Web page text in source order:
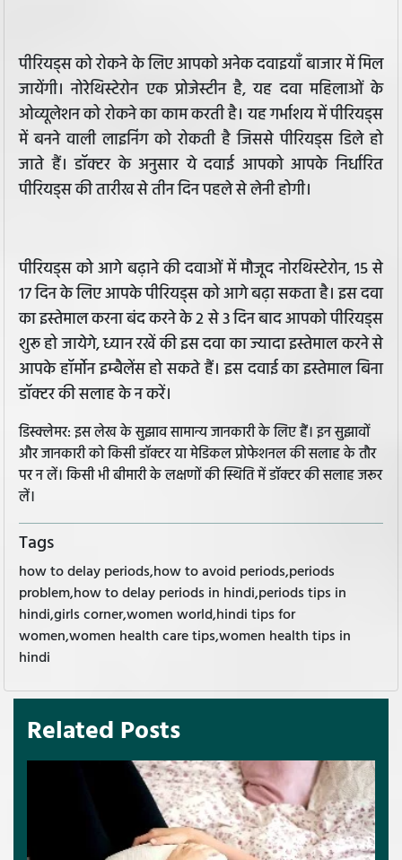
पीरियड्स को रोकने के लिए आपको अनेक दवाइयाँ बाजार में मिल
जायेंगी। नोरेथिस्टेरोन एक प्रोजेस्टीन है, यह दवा महिलाओं के
ओव्यूलेशन को रोकने का काम करती है। यह गर्भाशय में पीरियड्स
में बनने वाली लाइनिंग को रोकती है जिससे पीरियड्स डिले हो
जाते हैं। डॉक्टर के अनुसार ये दवाई आपको आपके निर्धारित
पीरियड्स की तारीख से तीन दिन पहले से लेनी होगी।
पीरियड्स को आगे बढ़ाने की दवाओं में मौजूद नोरथिस्टेरोन, 15 से
17 दिन के लिए आपके पीरियड्स को आगे बढ़ा सकता है। इस दवा
का इस्तेमाल करना बंद करने के 2 से 3 दिन बाद आपको पीरियड्स
शुरू हो जायेगे, ध्यान रखें की इस दवा का ज्यादा इस्तेमाल करने से
आपके हॉर्मोन इम्बैलेंस हो सकते हैं। इस दवाई का इस्तेमाल बिना
डॉक्टर की सलाह के न करें।
डिस्क्लेमर: इस लेख के सुझाव सामान्य जानकारी के लिए हैं। इन सुझावों
और जानकारी को किसी डॉक्टर या मेडिकल प्रोफेशनल की सलाह के तौर
पर न लें। किसी भी बीमारी के लक्षणों की स्थिति में डॉक्टर की सलाह जरूर
लें।
Tags
how to delay periods,how to avoid periods,periods
problem,how to delay periods in hindi,periods tips in
hindi,girls corner,women world,hindi tips for
women,women health care tips,women health tips in
hindi
Related Posts